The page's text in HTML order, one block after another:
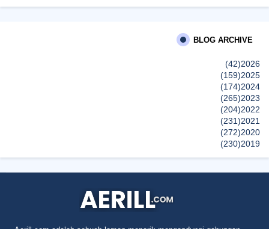
Tricia Lew Steps onto the Runway as Official Womenswear Shoes
Farhana Jafri
إظهار الكل
BLOG ARCHIVE
2026
(42)
2025
(159)
2024
(174)
2023
(265)
2022
(204)
2021
(231)
2020
(272)
2019
(230)